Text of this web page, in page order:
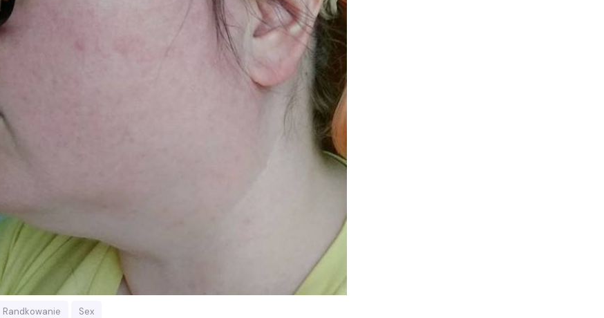
Randkowanie Sex